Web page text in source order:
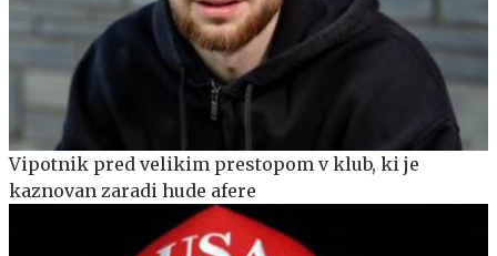
Vipotnik pred velikim prestopom v klub, ki je
kaznovan zaradi hude afere